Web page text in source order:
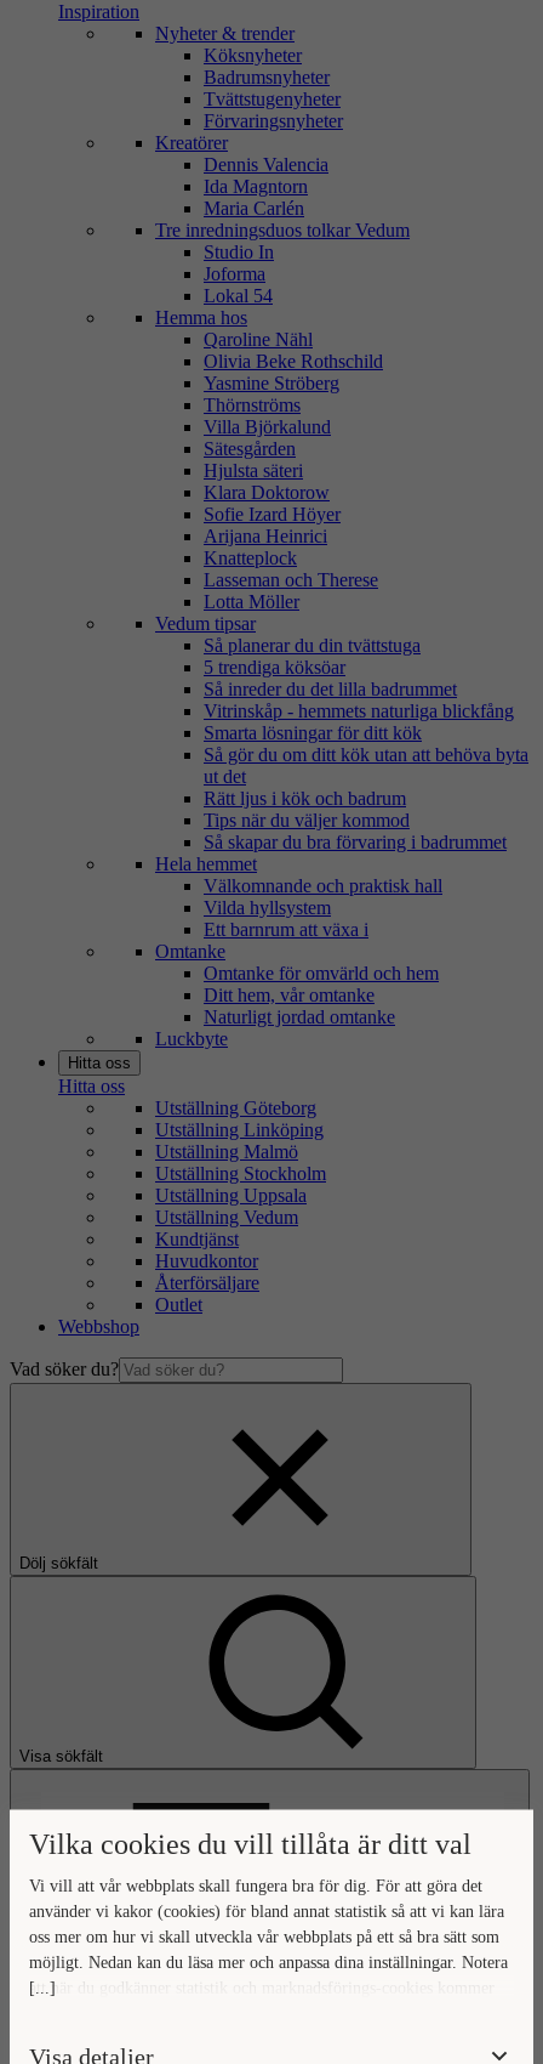
Vilka cookies du vill tillåta är ditt val
[...]
Vi vill att vår webbplats skall fungera bra för dig. För att göra det
använder vi kakor (cookies) för bland annat statistik så att vi kan lära
oss mer om hur vi skall utveckla vår webbplats på ett så bra sätt som
möjligt. Nedan kan du läsa mer och anpassa dina inställningar. Notera
att när du godkänner statistik och marknadsförings-cookies kommer
Visa detaljer
Inspiration
Nyheter & trender
Köksnyheter
Badrumsnyheter
Tvättstugenyheter
Förvaringsnyheter
Kreatörer
Dennis Valencia
Ida Magntorn
Maria Carlén
Tre inredningsduos tolkar Vedum
Studio In
Joforma
Lokal 54
Hemma hos
Qaroline Nähl
Olivia Beke Rothschild
Yasmine Ströberg
Thörnströms
Villa Björkalund
Sätesgården
Hjulsta säteri
Klara Doktorow
Sofie Izard Höyer
Arijana Heinrici
Knatteplock
Lasseman och Therese
Lotta Möller
Vedum tipsar
Så planerar du din tvättstuga
5 trendiga köksöar
Så inreder du det lilla badrummet
Vitrinskåp - hemmets naturliga blickfång
Smarta lösningar för ditt kök
Så gör du om ditt kök utan att behöva byta
ut det
Rätt ljus i kök och badrum
Tips när du väljer kommod
Så skapar du bra förvaring i badrummet
Hela hemmet
Välkomnande och praktisk hall
Vilda hyllsystem
Ett barnrum att växa i
Omtanke
Omtanke för omvärld och hem
Ditt hem, vår omtanke
Naturligt jordad omtanke
Luckbyte
Hitta oss
Hitta oss
Utställning Göteborg
Utställning Linköping
Utställning Malmö
Utställning Stockholm
Utställning Uppsala
Utställning Vedum
Kundtjänst
Huvudkontor
Återförsäljare
Outlet
Webbshop
Vad söker du?
Dölj sökfält
Visa sökfält
Gå till startsidan